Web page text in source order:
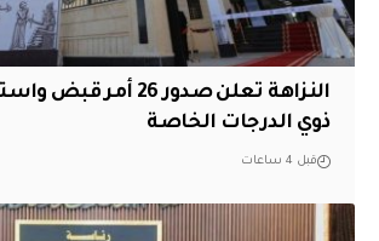
النزاهة تعلن صدور 26
ذوي الدرجات الخاصة
قبل 4 ساعات